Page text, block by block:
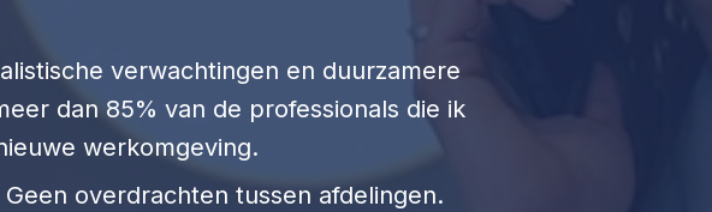
verwachtingen en duurzamere
dan 85% van de professionals die ik
werkomgeving.
overdrachten tussen afdelingen.